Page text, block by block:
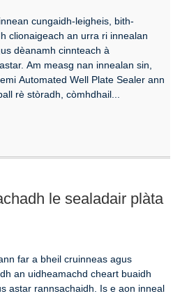
cungaidh-leigheis, bith-
clionaigeach an urra ri innealan
dèanamh cinnteach à
Am measg nan innealan sin,
Automated Well Plate Sealer ann
rè stòradh, còmhdhail...
le sealadair plàta
far a bheil cruinneas agus
an uidheamachd cheart buaidh
astar rannsachaidh. Is e aon inneal